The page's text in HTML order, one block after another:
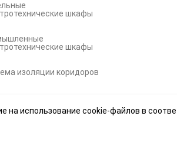
шкафы
шкафы
изоляции коридоров
на использование cookie-файлов в